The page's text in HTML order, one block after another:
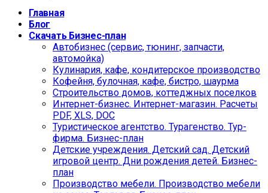
Главная
Блог
Скачать Бизнес-план
Автобизнес (сервис, тюнинг, запчасти,
автомойка)
Кулинария, кафе, кондитерское производство
Кофейня, булочная, кафе, бистро, шаурма
Строительство домов, коттеджных поселков
Интернет-бизнес. Интернет-магазин. Расчеты
PDF, XLS, DOC
Туристическое агентство. Турагенство. Тур-
фирма. Бизнес-план
Детские учреждения. Детский сад. Детский
игровой центр. Дни рождения детей. Бизнес-
план
Производство мебели. Производство мебели